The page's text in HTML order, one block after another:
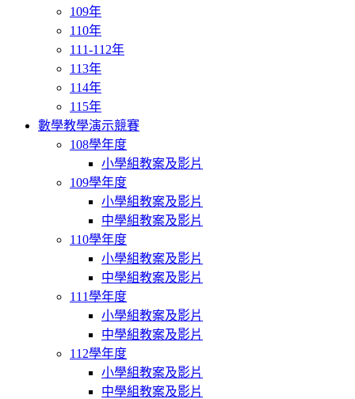
109年
110年
111-112年
113年
114年
115年
數學教學演示競賽
108學年度
小學組教案及影片
109學年度
小學組教案及影片
中學組教案及影片
110學年度
小學組教案及影片
中學組教案及影片
111學年度
小學組教案及影片
中學組教案及影片
112學年度
小學組教案及影片
中學組教案及影片